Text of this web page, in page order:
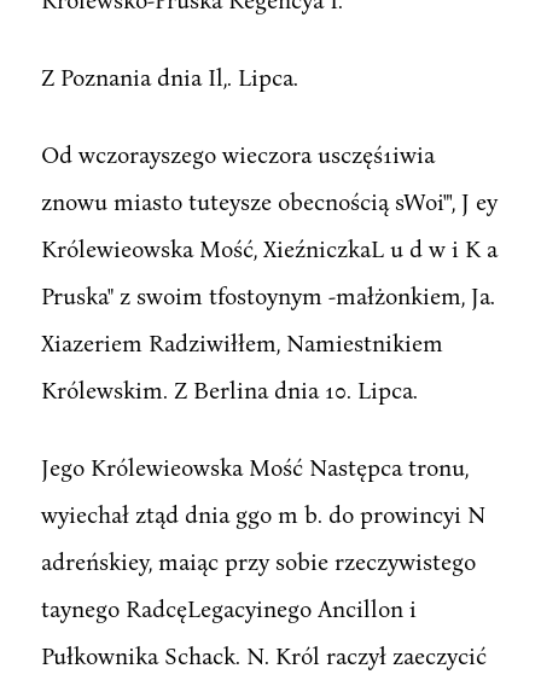
Z Poznania dnia Il,. Lipca.
Od wczorayszego wieczora usczęś1iwia
znowu miasto tuteysze obecnością sWoi"', J ey
Królewieowska Mość, XieźniczkaL u d w i K a
Pruska" z swoim tfostoynym -małżonkiem, Ja.
Xiazeriem Radziwiłłem, Namiestnikiem
Królewskim. Z Berlina dnia 10. Lipca.
Jego Królewieowska Mość Następca tronu,
wyiechał ztąd dnia ggo m b. do prowincyi N
adreńskiey, maiąc przy sobie rzeczywistego
taynego RadcęLegacyinego Ancillon i
Pułkownika Schack. N. Król raczył zaeczycić